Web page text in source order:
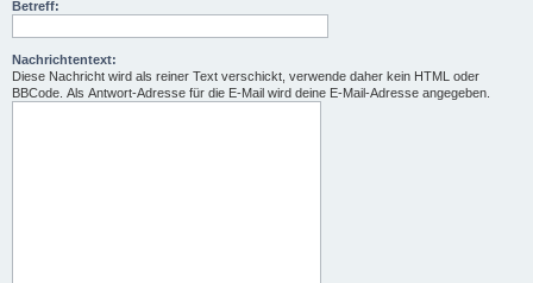
Betreff:
Nachrichtentext:
Diese Nachricht wird als reiner Text verschickt, verwende daher kein HTML oder
BBCode. Als Antwort-Adresse für die E-Mail wird deine E-Mail-Adresse angegeben.